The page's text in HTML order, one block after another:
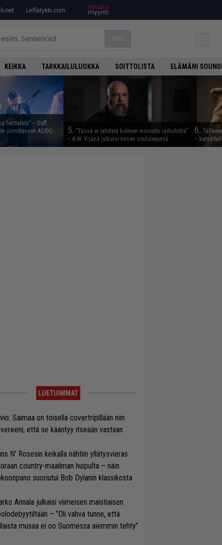
Leffatykki.com
KEIKKA TARKKAILULUOKKA SOITTOLISTA ELÄMÄNI
herttaista” – Duff
jännittäneen AC/DC-
5. ”Tässä ei jahdata kolmen minuutin radiohittiä”
– A.W. Yrjänä julkaisi toisen soololevynsä
6.
– katso
LUETUIMMAT
Saimaa on toisella covertripillään niin
että se kääntyy itseään vastaan
N’ Rosesin keikalla nähtiin yllätysvieras
country-maailman huipulta – näin
suoriutui Bob Dylanin klassikosta
Annala julkaisi viimeisen maistiaisen
– ”Oli vahva tunne, että
musaa ei oo Suomessa aiemmin tehty”